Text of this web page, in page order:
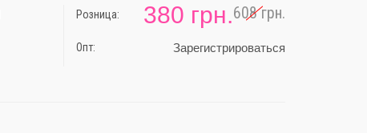
-38%608 грн.
Розница: 380 грн.
Опт: Зарегистрироваться